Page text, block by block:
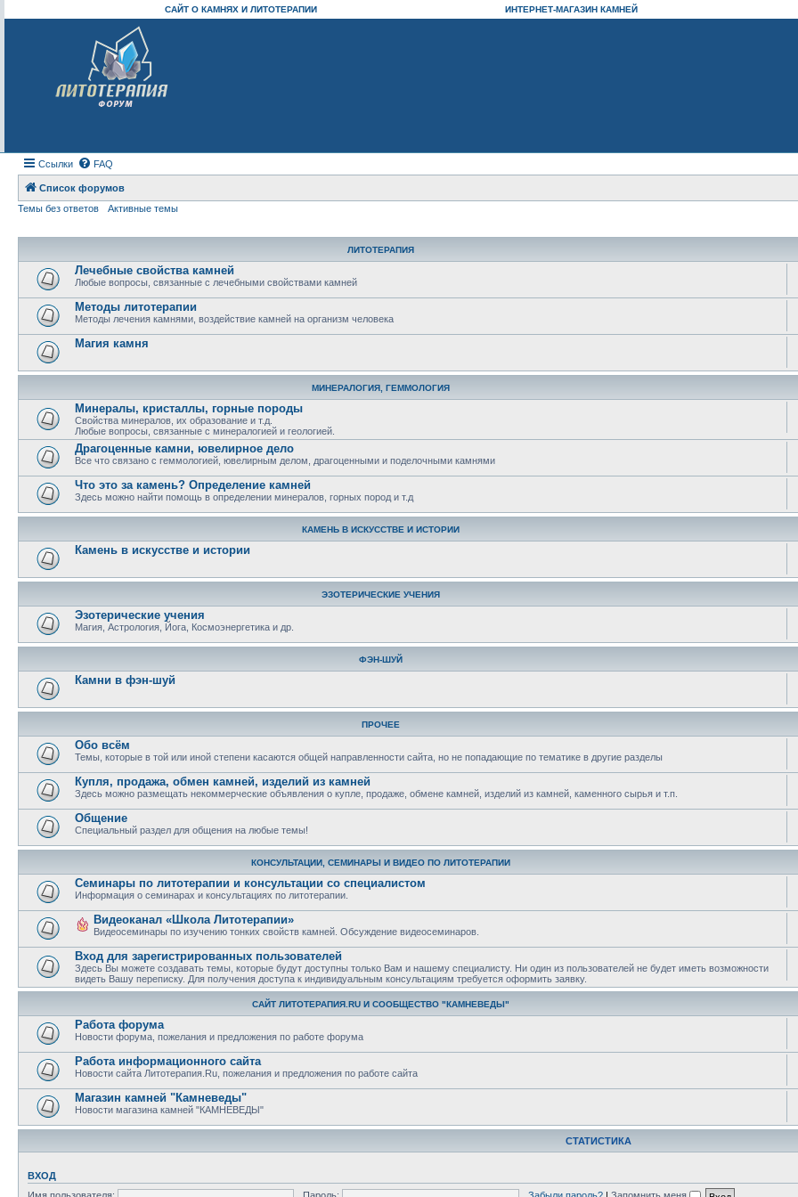
САЙТ О КАМНЯХ И ЛИТОТЕРАПИИ ИНТЕРНЕТ-МАГАЗИН КАМНЕЙ
Ссылки FAQ
Список форумов
Темы без ответов
Активные темы
ЛИТОТЕРАПИЯ
Лечебные свойства камней
Любые вопросы, связанные с лечебными свойствами камней
Методы литотерапии
Методы лечения камнями, воздействие камней на организм человека
Магия камня
МИНЕРАЛОГИЯ, ГЕММОЛОГИЯ
Минералы, кристаллы, горные породы
Свойства минералов, их образование и т.д.
Любые вопросы, связанные с минералогией и геологией.
Драгоценные камни, ювелирное дело
Все что связано с геммологией, ювелирным делом, драгоценными и поделочными камнями
Что это за камень? Определение камней
Здесь можно найти помощь в определении минералов, горных пород и т.д
КАМЕНЬ В ИСКУССТВЕ И ИСТОРИИ
Камень в искусстве и истории
ЭЗОТЕРИЧЕСКИЕ УЧЕНИЯ
Эзотерические учения
Магия, Астрология, Йога, Космоэнергетика и др.
ФЭН-ШУЙ
Камни в фэн-шуй
ПРОЧЕЕ
Обо всём
Темы, которые в той или иной степени касаются общей направленности сайта, но не попадающие по тематике в другие разделы
Купля, продажа, обмен камней, изделий из камней
Здесь можно размещать некоммерческие объявления о купле, продаже, обмене камней, изделий из камней, каменного сырья и т.п.
Общение
Специальный раздел для общения на любые темы!
КОНСУЛЬТАЦИИ, СЕМИНАРЫ И ВИДЕО ПО ЛИТОТЕРАПИИ
Семинары по литотерапии и консультации со специалистом
Информация о семинарах и консультациях по литотерапии.
Видеоканал «Школа Литотерапии»
Видеосеминары по изучению тонких свойств камней. Обсуждение видеосеминаров.
Вход для зарегистрированных пользователей
Здесь Вы можете создавать темы, которые будут доступны только Вам и нашему специалисту. Ни один из пользователей не будет иметь возможности
видеть Вашу переписку. Для получения доступа к индивидуальным консультациям требуется оформить заявку.
САЙТ ЛИТОТЕРАПИЯ.RU И СООБЩЕСТВО "КАМНЕВЕДЫ"
Работа форума
Новости форума, пожелания и предложения по работе форума
Работа информационного сайта
Новости сайта Литотерапия.Ru, пожелания и предложения по работе сайта
Магазин камней "Камневеды"
Новости магазина камней "КАМНЕВЕДЫ"
СТАТИСТИКА
ВХОД